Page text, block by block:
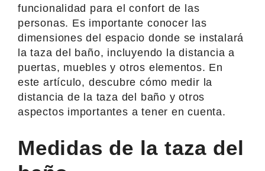
funcionalidad para el confort de las
personas. Es importante conocer las
dimensiones del espacio donde se instalará
la taza del baño, incluyendo la distancia a
puertas, muebles y otros elementos. En
este artículo, descubre cómo medir la
distancia de la taza del baño y otros
aspectos importantes a tener en cuenta.
Medidas de la taza del